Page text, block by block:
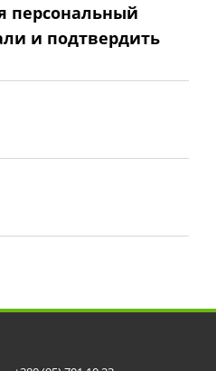
персональный
и подтвердить